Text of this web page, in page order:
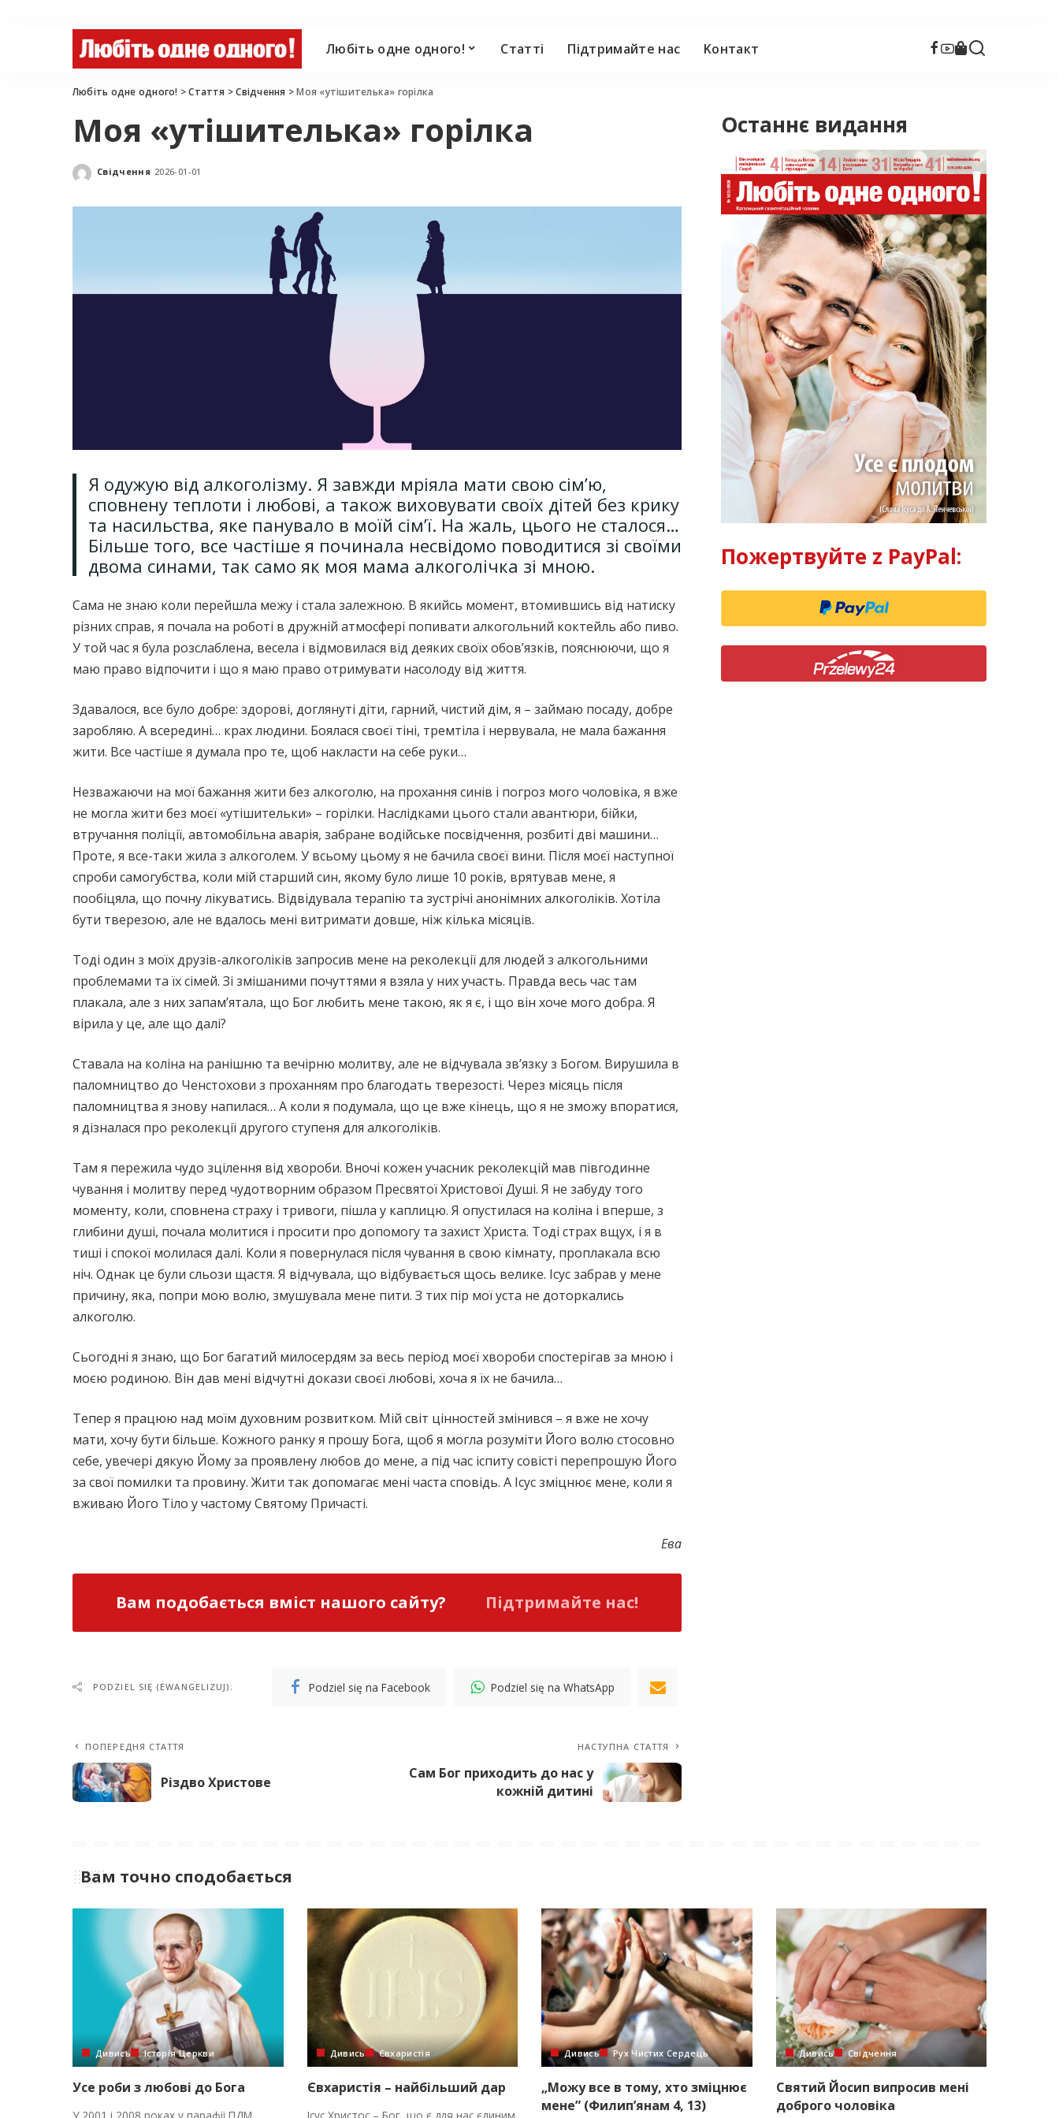
Любіть однe одного! Cтатті Підтримайте нас Kонтакт
Любіть одне одного! >Стаття >Свідчення >Моя «утішителька» горілка
Моя «утішителька» горілка
Posted
Свідчення 2026-01-01
Я одужую від алкоголізму. Я завжди мріяла мати свою сім’ю,
сповнену теплоти і любові, а також виховувати своїх дітей без крику
та насильства, яке панувало в моїй сім’ї. На жаль, цього не сталося…
Більше того, все частіше я починала несвідомо поводитися зі своїми
двома синами, так само як моя мама алкоголічка зі мною.
Сама не знаю коли перейшла межу і стала залежною. В якийсь момент, втомившись від натиску
різних справ, я почала на роботі в дружній атмосфері попивати алкогольний коктейль або пиво.
У той час я була розслаблена, весела і відмовилася від деяких своїх обов’язків, пояснюючи, що я
маю право відпочити і що я маю право отримувати насолоду від життя.
Здавалося, все було добре: здорові, доглянуті діти, гарний, чистий дім, я – займаю посаду, добре
заробляю. А всередині… крах людини. Боялася своєї тіні, тремтіла і нервувала, не мала бажання
жити. Все частіше я думала про те, щоб накласти на себе руки…
Незважаючи на мої бажання жити без алкоголю, на прохання синів і погроз мого чоловіка, я вже
не могла жити без моєї «утішительки» – горілки. Наслідками цього стали авантюри, бійки,
втручання поліції, автомобільна аварія, забране водійське посвідчення, розбиті дві машини…
Проте, я все-таки жила з алкоголем. У всьому цьому я не бачила своєї вини. Після моєї наступної
спроби самогубства, коли мій старший син, якому було лише 10 років, врятував мене, я
пообіцяла, що почну лікуватись. Відвідувала терапію та зустрічі анонімних алкоголіків. Хотіла
бути тверезою, але не вдалось мені витримати довше, ніж кілька місяців.
Тоді один з моїх друзів-алкоголіків запросив мене на реколекції для людей з алкогольними
проблемами та їх сімей. Зі змішаними почуттями я взяла у них участь. Правда весь час там
плакала, але з них запам’ятала, що Бог любить мене такою, як я є, і що він хоче мого добра. Я
вірила у це, але що далі?
Ставала на коліна на ранішню та вечірню молитву, але не відчувала зв’язку з Богом. Вирушила в
паломництво до Ченстохови з проханням про благодать тверезості. Через місяць після
паломництва я знову напилася… А коли я подумала, що це вже кінець, що я не зможу впоратися,
я дізналася про реколекції другого ступеня для алкоголіків.
Там я пережила чудо зцілення від хвороби. Вночі кожен учасник реколекцій мав півгодинне
чування і молитву перед чудотворним образом Пресвятої Христової Душі. Я не забуду того
моменту, коли, сповнена страху і тривоги, пішла у каплицю. Я опустилася на коліна і вперше, з
глибини душі, почала молитися і просити про допомогу та захист Христа. Тоді страх вщух, і я в
тиші і спокої молилася далі. Коли я повернулася після чування в свою кімнату, проплакала всю
ніч. Однак це були сльози щастя. Я відчувала, що відбувається щось велике. Ісус забрав у мене
причину, яка, попри мою волю, змушувала мене пити. З тих пір мої уста не доторкались
алкоголю.
Сьогодні я знаю, що Бог багатий милосердям за весь період моєї хвороби спостерігав за мною і
моєю родиною. Він дав мені відчутні докази своєї любові, хоча я їх не бачила…
Тепер я працюю над моїм духовним розвитком. Мій світ цінностей змінився – я вже не хочу
мати, хочу бути більше. Кожного ранку я прошу Бога, щоб я могла розуміти Його волю стосовно
себе, увечері дякую Йому за проявлену любов до мене, а під час іспиту совісті перепрошую Його
за свої помилки та провину. Жити так допомагає мені часта сповідь. А Ісус зміцнює мене, коли я
вживаю Його Тіло у частому Святому Причасті.
Ева
Вам подобається вміст нашого сайту? Підтримайте нас!
PODZIEL SIĘ (EWANGELIZUJ): Podziel się na Facebook Podziel się na WhatsApp
ПОПЕРЕДНЯ СТАТТЯ
Різдво Христове
НАСТУПНА СТАТТЯ
Сам Бог приходить до нас у
кожній дитині
Останнє видання
Пожертвуйте z PayPal:
Вам точно сподобається
Дивись Історія Церкви
Усе роби з любові до Бога
Дивись Євхаристія
Євхаристія – найбільший дар
Дивись Рух Чистих Сердець
„Можу все в тому, хто зміцнює
мене” (Филип’янам 4, 13)
Дивись Свідчення
Святий Йосип випросив мені
доброго чоловіка